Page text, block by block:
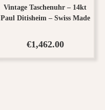
Vintage Taschenuhr – 14kt
Paul Ditisheim – Swiss Made
€1,462.00